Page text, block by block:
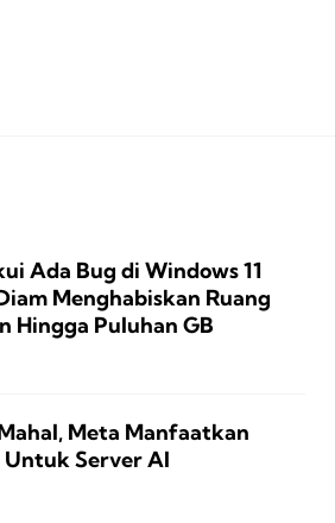
Ada Bug di Windows 11
Menghabiskan Ruang
Hingga Puluhan GB
Meta Manfaatkan
Untuk Server AI